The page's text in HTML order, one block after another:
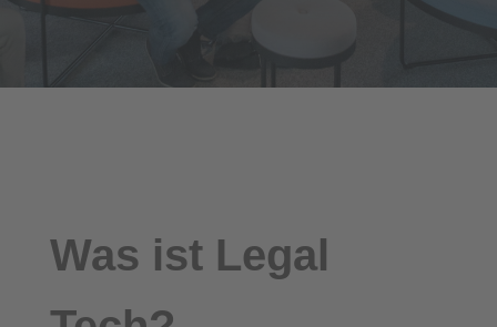
Was ist Legal